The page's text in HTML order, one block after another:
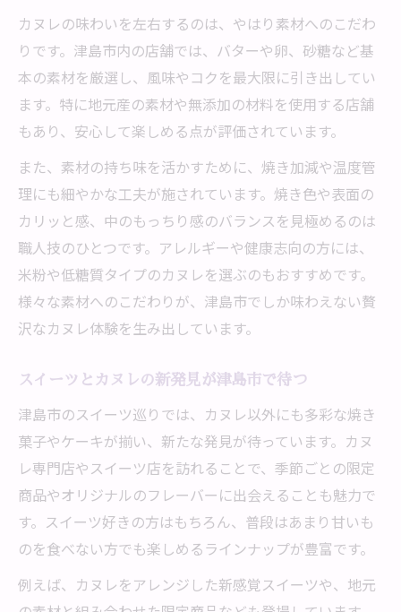
カヌレの味わいを左右するのは、やはり素材へのこだわ
りです。津島市内の店舗では、バターや卵、砂糖など基
本の素材を厳選し、風味やコクを最大限に引き出してい
ます。特に地元産の素材や無添加の材料を使用する店舗
もあり、安心して楽しめる点が評価されています。
また、素材の持ち味を活かすために、焼き加減や温度管
理にも細やかな工夫が施されています。焼き色や表面の
カリッと感、中のもっちり感のバランスを見極めるのは
職人技のひとつです。アレルギーや健康志向の方には、
米粉や低糖質タイプのカヌレを選ぶのもおすすめです。
様々な素材へのこだわりが、津島市でしか味わえない贅
沢なカヌレ体験を生み出しています。
スイーツとカヌレの新発見が津島市で待つ
津島市のスイーツ巡りでは、カヌレ以外にも多彩な焼き
菓子やケーキが揃い、新たな発見が待っています。カヌ
レ専門店やスイーツ店を訪れることで、季節ごとの限定
商品やオリジナルのフレーバーに出会えることも魅力で
す。スイーツ好きの方はもちろん、普段はあまり甘いも
のを食べない方でも楽しめるラインナップが豊富です。
例えば、カヌレをアレンジした新感覚スイーツや、地元